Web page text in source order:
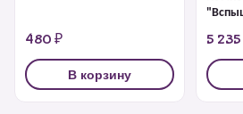
480 ₽
В корзину
5